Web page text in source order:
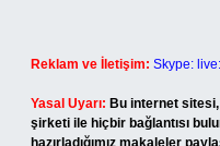
Reklam ve İletişim: Skype:
Yasal Uyarı: Bu internet
şirketi ile hiçbir bağlantısı
hazırladığımız makaleler